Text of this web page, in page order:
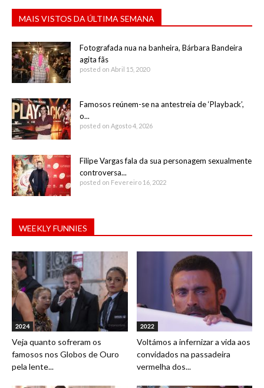
MAIS VISTOS DA ÚLTIMA SEMANA
Fotografada nua na banheira, Bárbara Bandeira
agita fãs
posted on Abril 15, 2020
Famosos reúnem-se na antestreia de ‘Playback’,
o...
posted on Agosto 4, 2026
Filipe Vargas fala da sua personagem sexualmente
controversa...
posted on Fevereiro 16, 2022
WEEKLY FUNNIES
2024
Veja quanto sofreram os
famosos nos Globos de Ouro
pela lente...
2022
Voltámos a infernizar a vida aos
convidados na passadeira
vermelha dos...